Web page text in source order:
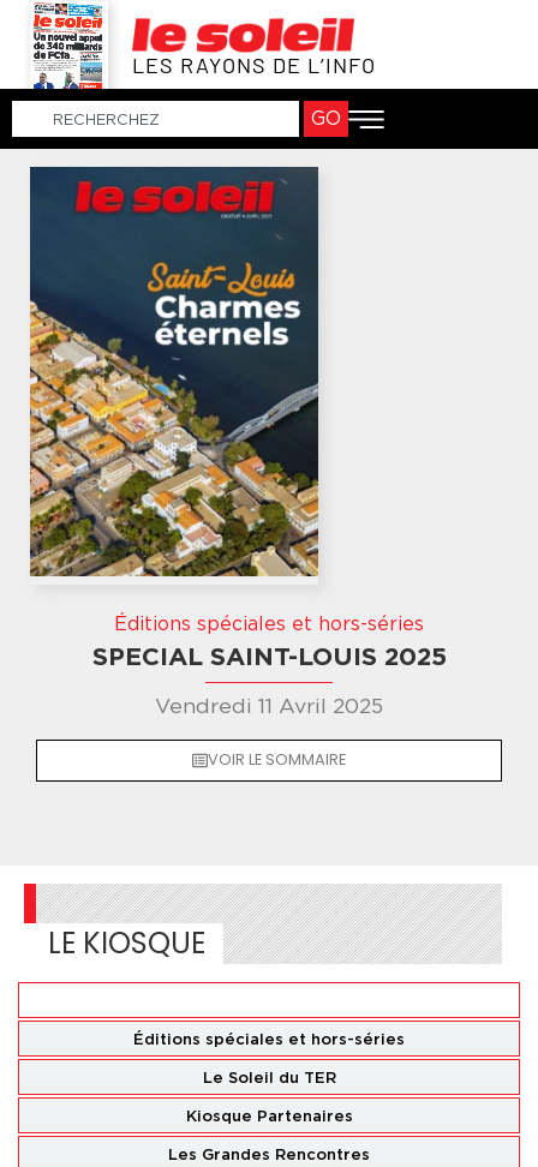
LES RAYONS DE L’INFO
GO
Éditions spéciales et hors-séries
SPECIAL SAINT-LOUIS 2025
Vendredi 11 Avril 2025
VOIR LE SOMMAIRE
LE KIOSQUE
Éditions spéciales et hors-séries
Le Soleil du TER
Kiosque Partenaires
Les Grandes Rencontres